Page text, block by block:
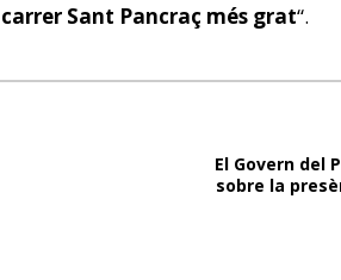
Sant Pancraç més grat“.
El Govern del
sobre la